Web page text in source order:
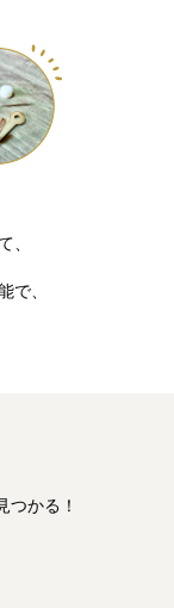
で、
、
つかる！